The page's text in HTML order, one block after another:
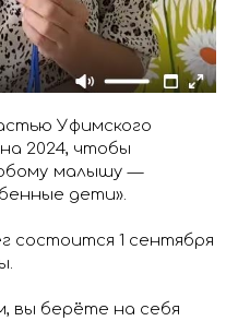
Уфимского
2024, чтобы
малышу —
дети».
состоится 1 сентября
вы берёте на себя